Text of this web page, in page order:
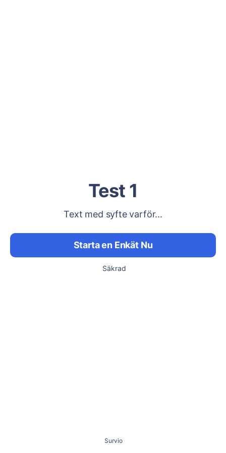
Test 1
Text med syfte varför...
Starta en Enkät Nu
Säkrad
Survio